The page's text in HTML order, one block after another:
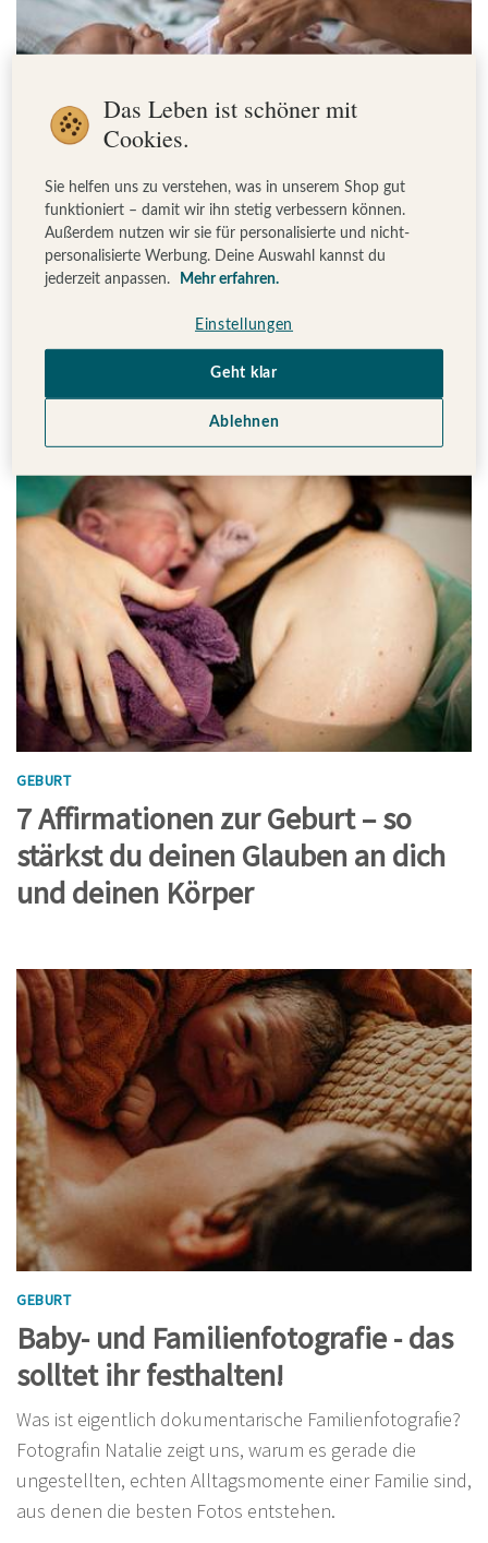
GEBURT
6 unnötige Dinge für deine
Wickeltasche
Welche Dinge brauchst du in deiner Wickeltasche für
dein Baby wirklich – und worauf kannst du verzichten?
Alle Antworten darauf findest du hier.
GEBURT
7 Affirmationen zur Geburt – so
stärkst du deinen Glauben an dich
und deinen Körper
GEBURT
Baby- und Familienfotografie - das
solltet ihr festhalten!
Was ist eigentlich dokumentarische Familienfotografie?
Fotografin Natalie zeigt uns, warum es gerade die
ungestellten, echten Alltagsmomente einer Familie sind,
aus denen die besten Fotos entstehen.
Das Leben ist schöner mit
Cookies.
Sie helfen uns zu verstehen, was in unserem Shop gut
funktioniert – damit wir ihn stetig verbessern können.
Außerdem nutzen wir sie für personalisierte und nicht-
personalisierte Werbung. Deine Auswahl kannst du
jederzeit anpassen.
Mehr erfahren.
Einstellungen
Ablehnen
Geht klar